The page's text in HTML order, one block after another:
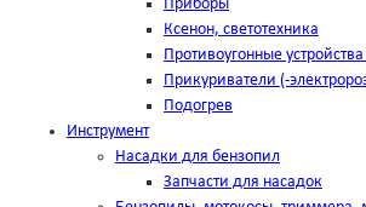
Приборы
Ксенон, светотехника
Противоугонные
Прикуриватели (-
Подогрев
Инструмент
Насадки для бензопил
Запчасти для насадок